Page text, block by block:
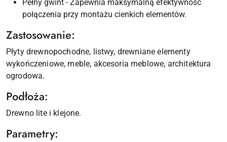
Pełny gwint - Zapewnia maksymalną efektywność
połączenia przy montażu cienkich elementów.
Zastosowanie:
Płyty drewnopochodne, listwy, drewniane elementy
wykończeniowe, meble, akcesoria meblowe, architektura
ogrodowa.
Podłoża:
Drewno lite i klejone.
Parametry: